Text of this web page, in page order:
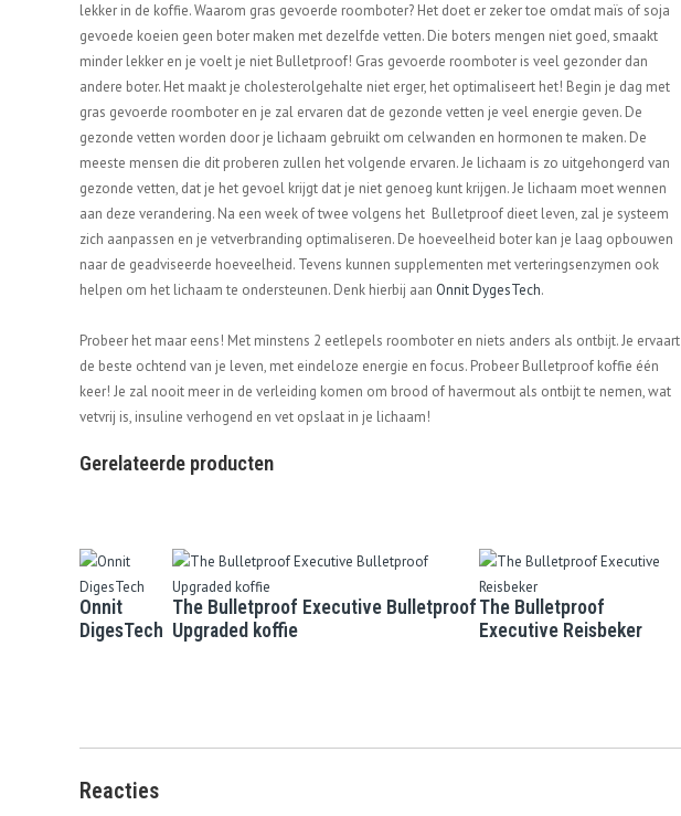
lekker in de koffie.Waarom gras gevoerde roomboter? Het doet er zeker toe omdat maïs of soja
gevoede koeien geen boter maken met dezelfde vetten. Die boters mengen niet goed, smaakt
minder lekker en je voelt je niet Bulletproof! Gras gevoerde roomboter is veel gezonder dan
andere boter. Het maakt je cholesterolgehalte niet erger, het optimaliseert het! Begin je dag met
gras gevoerde roomboter en je zal ervaren dat de gezonde vetten je veel energie geven. De
gezonde vetten worden door je lichaam gebruikt om celwanden en hormonen te maken. De
meeste mensen die dit proberen zullen het volgende ervaren. Je lichaam is zo uitgehongerd van
gezonde vetten, dat je het gevoel krijgt dat je niet genoeg kunt krijgen. Je lichaam moet wennen
aan deze verandering. Na een week of twee volgens het Bulletproof dieet leven, zal je systeem
zich aanpassen en je vetverbranding optimaliseren. De hoeveelheid boter kan je laag opbouwen
naar de geadviseerde hoeveelheid. Tevens kunnen supplementen met verteringsenzymen ook
helpen om het lichaam te ondersteunen. Denk hierbij aan Onnit DygesTech.
Probeer het maar eens! Met minstens 2 eetlepels roomboter en niets anders als ontbijt. Je ervaart
de beste ochtend van je leven, met eindeloze energie en focus. Probeer Bulletproof koffie één
keer! Je zal nooit meer in de verleiding komen om brood of havermout als ontbijt te nemen, wat
vetvrij is, insuline verhogend en vet opslaat in je lichaam!
Gerelateerde producten
Onnit
DigesTech
The Bulletproof Executive Bulletproof
Upgraded koffie
The Bulletproof
Executive Reisbeker
Reacties